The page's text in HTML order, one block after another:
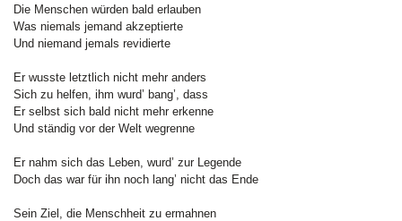
Die Menschen würden bald erlauben
Was niemals jemand akzeptierte
Und niemand jemals revidierte
Er wusste letztlich nicht mehr anders
Sich zu helfen, ihm wurd’ bang’, dass
Er selbst sich bald nicht mehr erkenne
Und ständig vor der Welt wegrenne
Er nahm sich das Leben, wurd’ zur Legende
Doch das war für ihn noch lang’ nicht das Ende
Sein Ziel, die Menschheit zu ermahnen